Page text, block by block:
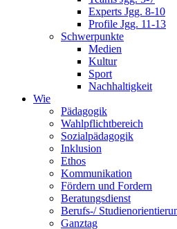
Experts Jgg. 8-10
Profile Jgg. 11-13
Schwerpunkte
Medien
Kultur
Sport
Nachhaltigkeit
Wie
Pädagogik
Wahlpflichtbereich
Sozialpädagogik
Inklusion
Ethos
Kommunikation
Fördern und Fordern
Beratungsdienst
Berufs-/
Ganztag